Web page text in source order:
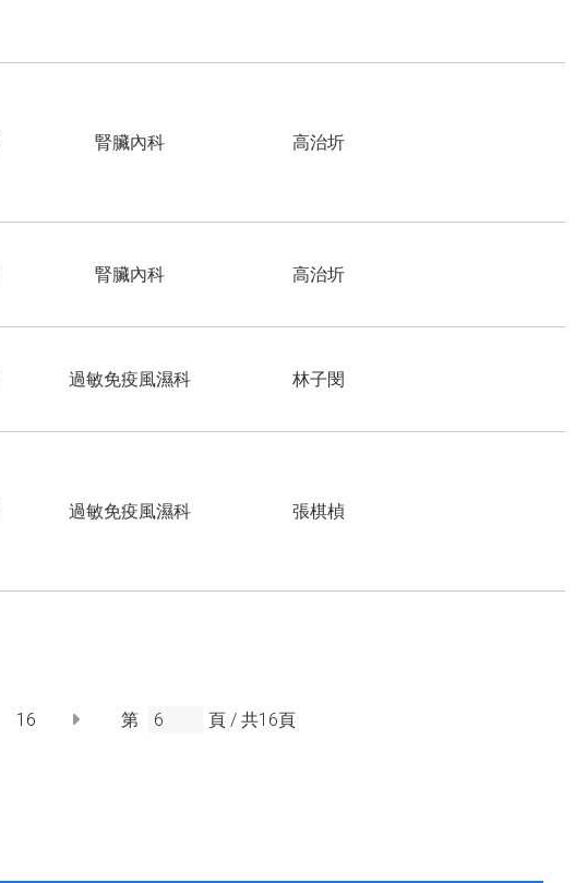
腎臟內科 高治圻
腎臟內科 高治圻
過敏免疫風濕科 林子閔
過敏免疫風濕科 張棋楨
16 第 頁 / 共16頁